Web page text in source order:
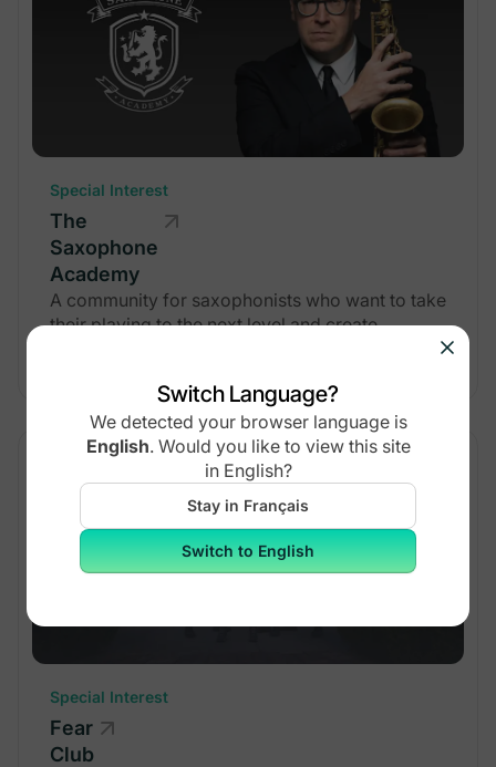
Special Interest
The
Saxophone
Academy
A community for saxophonists who want to take
their playing to the next level and create
Special Interest
Fear
Club
Switch Language?
We detected your browser language is
English. Would you like to view this site
in English?
Stay in Français
Switch to English